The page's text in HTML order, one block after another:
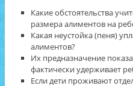
Какие обстоятельства
размера алиментов на
Какая неустойка (пеня)
алиментов?
Их предназначение
фактически удерживает
Если дети проживают